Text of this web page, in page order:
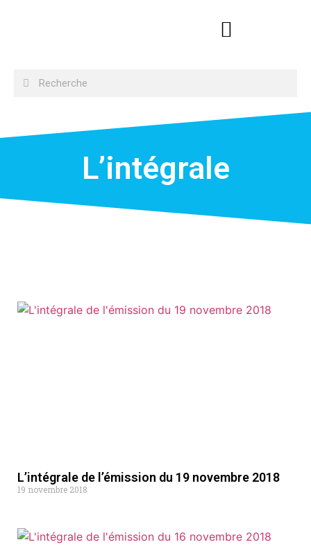
L’intégrale
L’intégrale de l’émission du 19 novembre 2018
19 novembre 2018